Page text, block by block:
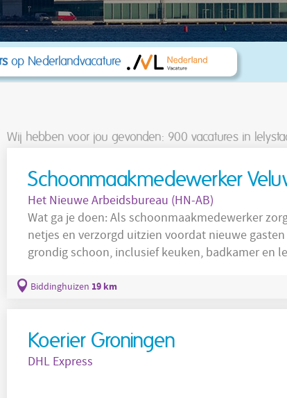
op Nederlandvacature
Wij hebben voor jou gevonden: 900 vacatures in
Schoonmaakmedewerker
Het Nieuwe Arbeidsbureau (HN-AB)
Wat ga je doen: Als schoonmaakmedewerker zorg jij ervoor dat de vakantiewoningen er
netjes en verzorgd uitzien voordat nieuwe gasten arriveren. Je maakt de
grondig schoon, inclusief keuken, badkamer en leefruimtes Je
werkt zelfstandig of samen met collega’s om alles op tijd
Biddinghuizen 19 km
Koerier Groningen
DHL Express